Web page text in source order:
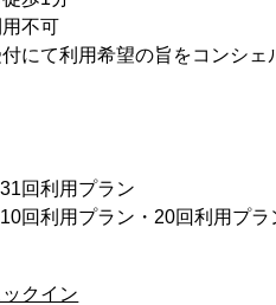
不可
にて利用希望の旨をコンシェ
回利用プラン
回利用プラン・20回利用プラ
クイン